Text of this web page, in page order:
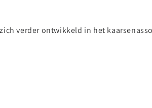
verder ontwikkeld in het